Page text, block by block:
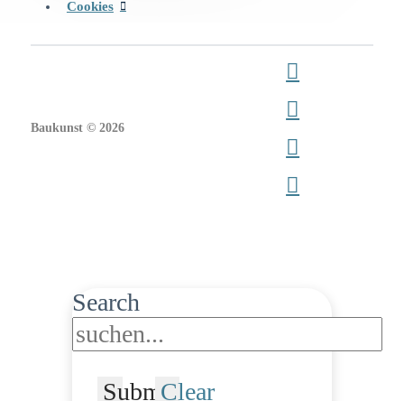
Cookies
Baukunst © 2026
Search
SubmitClear